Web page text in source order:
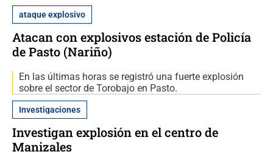
ataque explosivo
Atacan con explosivos estación de Policía
de Pasto (Nariño)
En las últimas horas se registró una fuerte explosión
sobre el sector de Torobajo en Pasto.
Investigaciones
Investigan explosión en el centro de
Manizales